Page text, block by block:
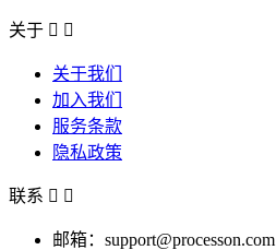
关于  
关于我们
加入我们
服务条款
隐私政策
联系  
邮箱：support@processon.com